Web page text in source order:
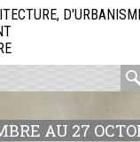
AU 27